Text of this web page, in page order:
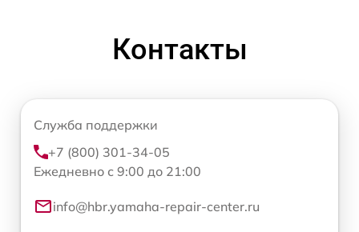
Контакты
Служба поддержки
+7 (800) 301-34-05
Ежедневно с 9:00 до 21:00
info@hbr.yamaha-repair-center.ru